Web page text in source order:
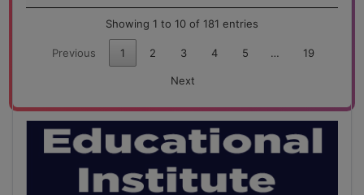
Showing 1 to 10 of 181 entries
Previous 1 2 3 4 5 … 19
Next